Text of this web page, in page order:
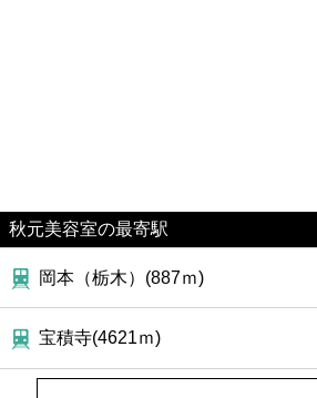
秋元美容室の最寄駅
岡本（栃木）(887ｍ)
宝積寺(4621ｍ)